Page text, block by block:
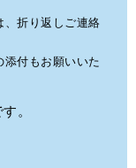
折り返しご連絡
付もお願いいた
。